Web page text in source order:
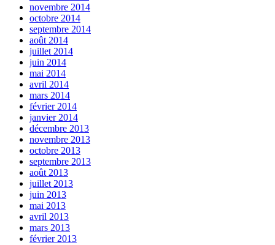
novembre 2014
octobre 2014
septembre 2014
août 2014
juillet 2014
juin 2014
mai 2014
avril 2014
mars 2014
février 2014
janvier 2014
décembre 2013
novembre 2013
octobre 2013
septembre 2013
août 2013
juillet 2013
juin 2013
mai 2013
avril 2013
mars 2013
février 2013